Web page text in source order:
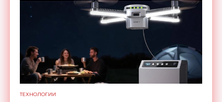
королевской
ТЕХНОЛОГИИ